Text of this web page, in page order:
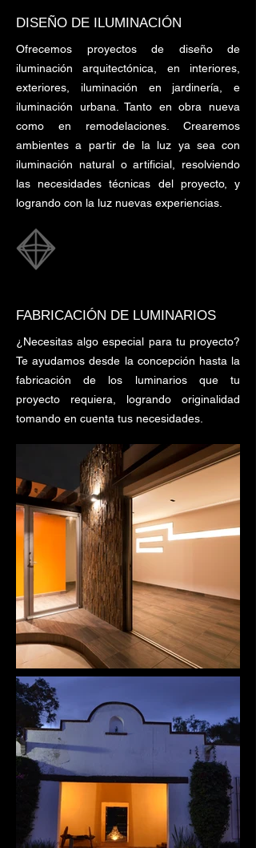
DISEÑO DE ILUMINACIÓN
Ofrecemos proyectos de diseño de
iluminación arquitectónica, en interiores,
exteriores, iluminación en jardinería, e
iluminación urbana. Tanto en obra nueva
como en remodelaciones. Crearemos
ambientes a partir de la luz ya sea con
iluminación natural o artificial, resolviendo
las necesidades técnicas del proyecto, y
logrando con la luz nuevas experiencias.
FABRICACIÓN DE LUMINARIOS
¿Necesitas algo especial para tu proyecto?
Te ayudamos desde la concepción hasta la
fabricación de los luminarios que tu
proyecto requiera, logrando originalidad
tomando en cuenta tus necesidades.